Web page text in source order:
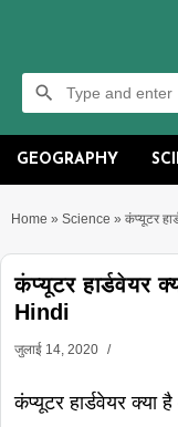
GEOGRAPHY
Home » Science » कंप्यूटर
कंप्यूटर हार्डवेयर
Hindi
जुलाई 14, 2020
कंप्यूटर हार्डवेयर क्या है